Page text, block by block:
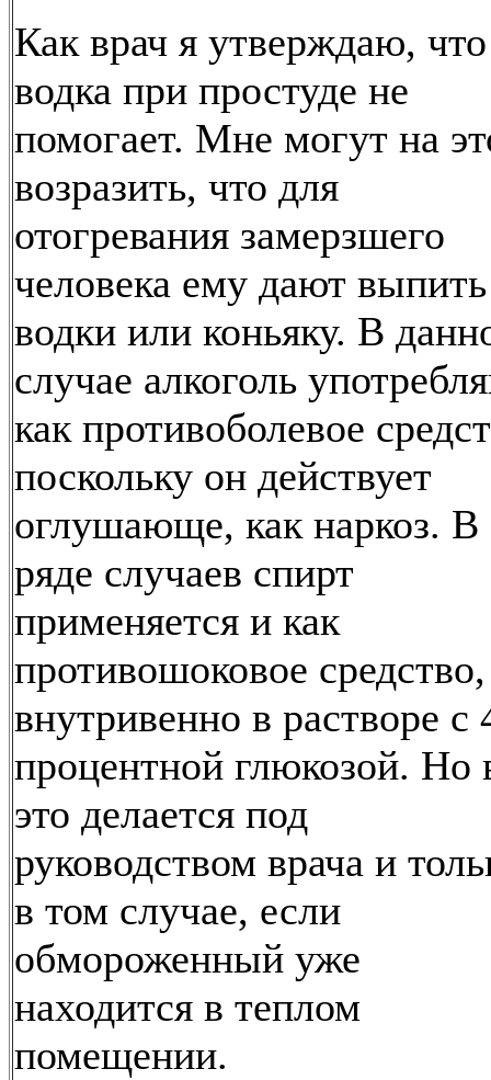
Как врач я утверждаю, что
водка при простуде не
помогает. Мне могут на
возразить, что для
отогревания замерзшего
человека ему дают выпить
водки или коньяку. В
случае алкоголь
как противоболевое
поскольку он действует
оглушающе, как наркоз. В
ряде случаев спирт
применяется и как
противошоковое средство,
внутривенно в растворе с
процентной глюкозой. Но
это делается под
руководством врача и
в том случае, если
обмороженный уже
находится в теплом
помещении.